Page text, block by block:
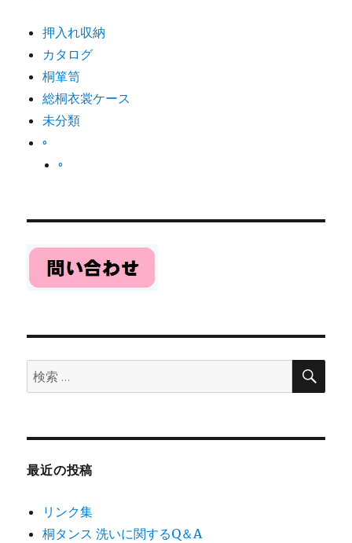
押入れ収納
カタログ
桐箪笥
総桐衣裳ケース
未分類
◦
◦
検
索:
検
最近の投稿
リンク集
桐タンス 洗いに関するQ＆A